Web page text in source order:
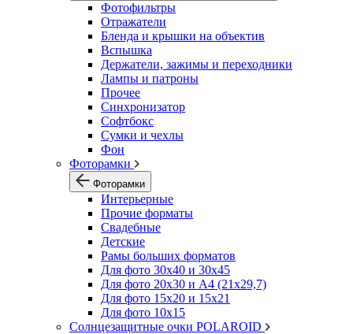
Фотофильтры
Отражатели
Бленда и крышки на объектив
Вспышка
Держатели, зажимы и переходники
Лампы и патроны
Прочее
Синхронизатор
Софтбокс
Сумки и чехлы
Фон
Фоторамки
Фоторамки
Интерьерные
Прочие форматы
Свадебные
Детские
Рамы больших форматов
Для фото 30х40 и 30х45
Для фото 20х30 и А4 (21х29,7)
Для фото 15х20 и 15х21
Для фото 10х15
Солнцезащитные очки POLAROID